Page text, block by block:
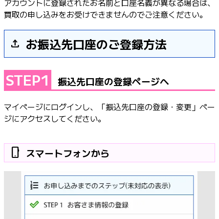
アカウントに登録されたお名前と口座名義が異なる場合は、
買取の申し込みをお受けできませんのでご注意ください。
file_upload お振込先口座のご登録方法
STEP1 振込先口座の登録ページへ
マイページにログインし、「振込先口座の登録・変更」ペー
ジにアクセスしてください。
phone_android スマートフォンから